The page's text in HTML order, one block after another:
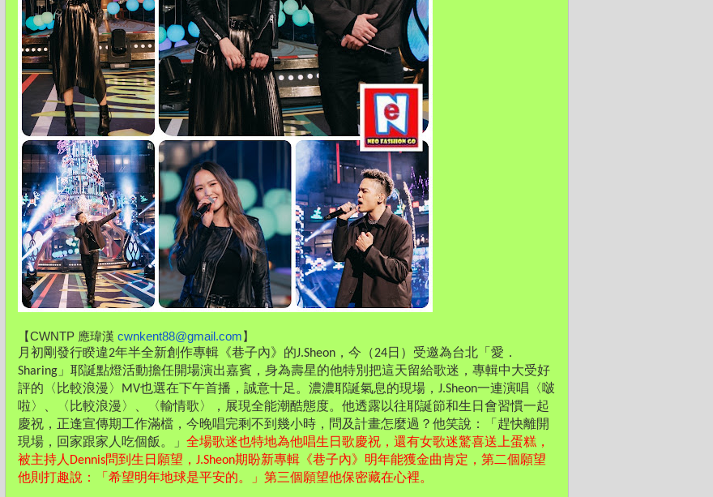
【CWNTP 應瑋漢 cwnkent88@gmail.com 】
月初剛發行睽違2年半全新創作專輯《巷子內》的J.Sheon，今（24日）受邀為台北「愛．
Sharing」耶誕點燈活動擔任開場演出嘉賓，身為壽星的他特別把這天留給歌迷，專輯中大受好
評的〈比較浪漫〉MV也選在下午首播，誠意十足。濃濃耶誕氣息的現場，J.Sheon一連演唱〈啵
啦〉、〈比較浪漫〉、〈輸情歌〉，展現全能潮酷態度。他透露以往耶誕節和生日會習慣一起
慶祝，正逢宣傳期工作滿檔，今晚唱完剩不到幾小時，問及計畫怎麼過？他笑說：「趕快離開
現場，回家跟家人吃個飯。」 全場歌迷也特地為他唱生日歌慶祝，還有女歌迷驚喜送上蛋糕，
被主持人Dennis問到生日願望，J.Sheon期盼新專輯《巷子內》明年能獲金曲肯定，第二個願望
他則打趣說：「希望明年地球是平安的。」第三個願望他保密藏在心裡。